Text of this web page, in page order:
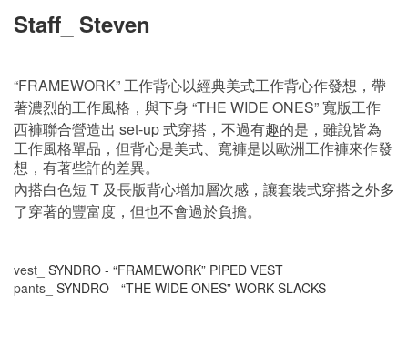
Staff_ Steven
“FRAMEWORK” 工作背心以經典美式工作背心作發想，帶
著濃烈的工作風格，與下身 “THE WIDE ONES” 寬版工作
西褲聯合營造出 set-up 式穿搭，不過有趣的是，雖說皆為
工作風格單品，但背心是美式、寬褲是以歐洲工作褲來作發
想，有著些許的差異。
內搭白色短 T 及長版背心增加層次感，讓套裝式穿搭之外多
了穿著的豐富度，但也不會過於負擔。
vest_ SYNDRO - “FRAMEWORK” PIPED VEST
pants_ SYNDRO - “THE WIDE ONES” WORK SLACKS